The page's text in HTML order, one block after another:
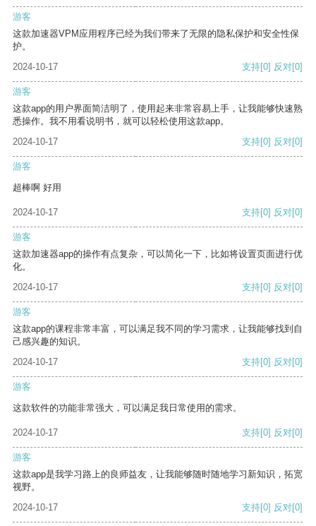
游客
这款加速器VPM应用程序已经为我们带来了无限的隐私保护和安全性保
护。
2024-10-17
支持[0] 反对[0]
游客
这款app的用户界面简洁明了，使用起来非常容易上手，让我能够快速熟
悉操作。我不用看说明书，就可以轻松使用这款app。
2024-10-17
支持[0] 反对[0]
游客
超棒啊 好用
2024-10-17 支持[0] 反对[0]
游客
这款加速器app的操作有点复杂，可以简化一下，比如将设置页面进行优
化。
2024-10-17
支持[0] 反对[0]
游客
这款app的课程非常丰富，可以满足我不同的学习需求，让我能够找到自
己感兴趣的知识。
2024-10-17
支持[0] 反对[0]
游客
这款软件的功能非常强大，可以满足我日常使用的需求。
2024-10-17 支持[0] 反对[0]
游客
这款app是我学习路上的良师益友，让我能够随时随地学习新知识，拓宽
视野。
2024-10-17
支持[0] 反对[0]